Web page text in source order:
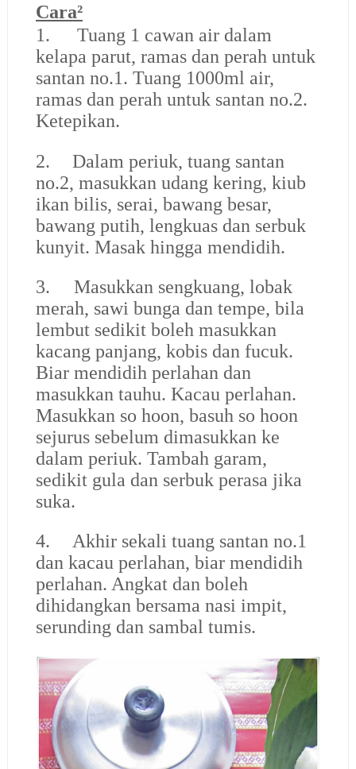
Cara²
1.
Tuang 1 cawan air dalam
kelapa parut, ramas dan perah untuk
santan no.1. Tuang 1000ml air,
ramas dan perah untuk santan no.2.
Ketepikan.
2.
Dalam periuk, tuang santan
no.2, masukkan udang kering, kiub
ikan bilis, serai, bawang besar,
bawang putih, lengkuas dan serbuk
kunyit. Masak hingga mendidih.
3.
Masukkan sengkuang, lobak
merah, sawi bunga dan tempe, bila
lembut sedikit boleh masukkan
kacang panjang, kobis dan fucuk.
Biar mendidih perlahan dan
masukkan tauhu. Kacau perlahan.
Masukkan so hoon, basuh so hoon
sejurus sebelum dimasukkan ke
dalam periuk. Tambah garam,
sedikit gula dan serbuk perasa jika
suka.
4.
Akhir sekali tuang santan no.1
dan kacau perlahan, biar mendidih
perlahan. Angkat dan boleh
dihidangkan bersama nasi impit,
serunding dan sambal tumis.